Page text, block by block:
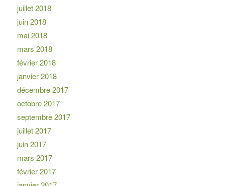
juillet 2018
juin 2018
mai 2018
mars 2018
février 2018
janvier 2018
décembre 2017
octobre 2017
septembre 2017
juillet 2017
juin 2017
mars 2017
février 2017